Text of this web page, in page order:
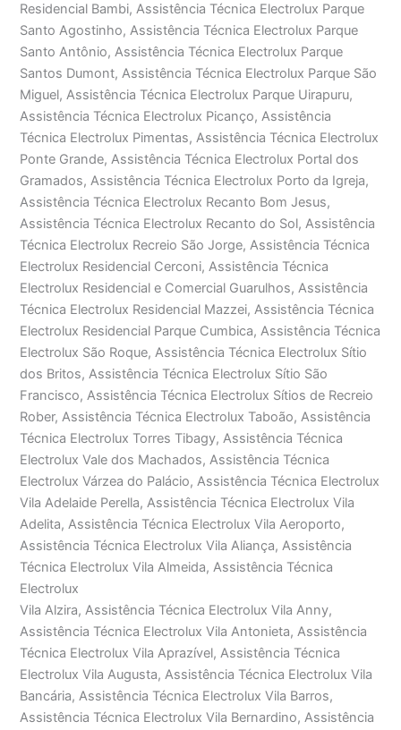
Residencial Bambi, Assistência Técnica Electrolux Parque
Santo Agostinho, Assistência Técnica Electrolux Parque
Santo Antônio, Assistência Técnica Electrolux Parque
Santos Dumont, Assistência Técnica Electrolux Parque São
Miguel, Assistência Técnica Electrolux Parque Uirapuru,
Assistência Técnica Electrolux Picanço, Assistência
Técnica Electrolux Pimentas, Assistência Técnica Electrolux
Ponte Grande, Assistência Técnica Electrolux Portal dos
Gramados, Assistência Técnica Electrolux Porto da Igreja,
Assistência Técnica Electrolux Recanto Bom Jesus,
Assistência Técnica Electrolux Recanto do Sol, Assistência
Técnica Electrolux Recreio São Jorge, Assistência Técnica
Electrolux Residencial Cerconi, Assistência Técnica
Electrolux Residencial e Comercial Guarulhos, Assistência
Técnica Electrolux Residencial Mazzei, Assistência Técnica
Electrolux Residencial Parque Cumbica, Assistência Técnica
Electrolux São Roque, Assistência Técnica Electrolux Sítio
dos Britos, Assistência Técnica Electrolux Sítio São
Francisco, Assistência Técnica Electrolux Sítios de Recreio
Rober, Assistência Técnica Electrolux Taboão, Assistência
Técnica Electrolux Torres Tibagy, Assistência Técnica
Electrolux Vale dos Machados, Assistência Técnica
Electrolux Várzea do Palácio, Assistência Técnica Electrolux
Vila Adelaide Perella, Assistência Técnica Electrolux Vila
Adelita, Assistência Técnica Electrolux Vila Aeroporto,
Assistência Técnica Electrolux Vila Aliança, Assistência
Técnica Electrolux Vila Almeida, Assistência Técnica
Electrolux
Vila Alzira, Assistência Técnica Electrolux Vila Anny,
Assistência Técnica Electrolux Vila Antonieta, Assistência
Técnica Electrolux Vila Aprazível, Assistência Técnica
Electrolux Vila Augusta, Assistência Técnica Electrolux Vila
Bancária, Assistência Técnica Electrolux Vila Barros,
Assistência Técnica Electrolux Vila Bernardino, Assistência